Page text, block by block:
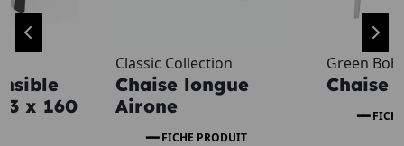
x 160
Classic Collection
Chaise longue
Airone
FICHE PRODUIT
Green
Chaise